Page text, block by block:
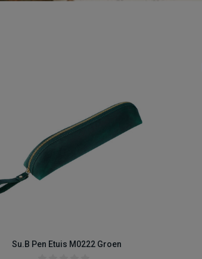
Su.B Pen Etuis M0222 Groen